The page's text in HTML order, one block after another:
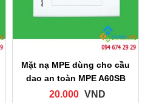
Mặt nạ MPE dùng cho cầu
dao an toàn MPE A60SB
20.000 VND